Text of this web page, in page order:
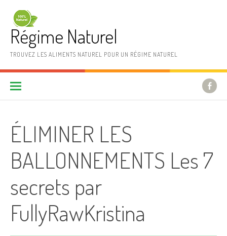
Régime Naturel
TROUVEZ LES ALIMENTS NATUREL POUR UN RÉGIME NATUREL
ÉLIMINER LES
BALLONNEMENTS Les 7
secrets par
FullyRawKristina